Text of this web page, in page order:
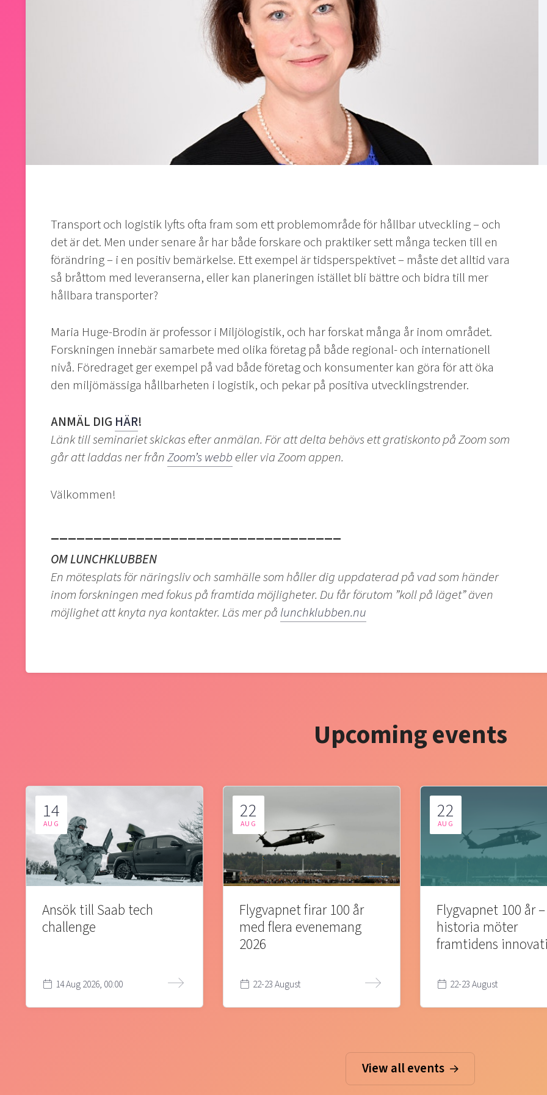
Transport och logistik lyfts ofta fram som ett problemområde för hållbar utveckling – och
det är det. Men under senare år har både forskare och praktiker sett många tecken till en
förändring – i en positiv bemärkelse. Ett exempel är tidsperspektivet – måste det alltid vara
så bråttom med leveranserna, eller kan planeringen istället bli bättre och bidra till mer
hållbara transporter?
Maria Huge-Brodin är professor i Miljölogistik, och har forskat många år inom området.
Forskningen innebär samarbete med olika företag på både regional- och internationell
nivå. Föredraget ger exempel på vad både företag och konsumenter kan göra för att öka
den miljömässiga hållbarheten i logistik, och pekar på positiva utvecklingstrender.
ANMÄL DIG HÄR!
Länk till seminariet skickas efter anmälan. För att delta behövs ett gratiskonto på Zoom som
går att laddas ner frånZoom’s webb eller via Zoom appen.
Välkommen!
__________________________________
OM LUNCHKLUBBEN
En mötesplats för näringsliv och samhälle som håller dig uppdaterad på vad som händer
inom forskningen med fokus på framtida möjligheter. Du får förutom ”koll på läget” även
möjlighet att knyta nya kontakter. Läs mer på lunchklubben.nu
Upcoming events
14
AUG
Ansök till Saab tech
challenge
14 Aug 2026, 00:00
22
AUG
Flygvapnet firar 100 år
med flera evenemang
2026
22-23 August
22
AUG
Flygvapnet 100 år
historia möter
framtidens
22-23 August
View all events